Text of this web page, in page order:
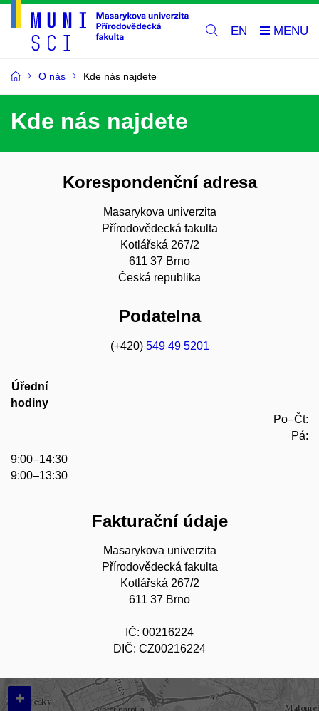
EN
O nás Kde nás najdete
Kde nás najdete
Korespondenční adresa
Masarykova univerzita
Přírodovědecká fakulta
Kotlářská 267/2
611 37 Brno
Česká republika
Podatelna
(+420) 549 49 5201
Úřední
hodiny
Po–Čt:
Pá:
9:00–14:30
9:00–13:30
Fakturační údaje
Masarykova univerzita
Přírodovědecká fakulta
Kotlářská 267/2
611 37 Brno
IČ: 00216224
DIČ: CZ00216224
+